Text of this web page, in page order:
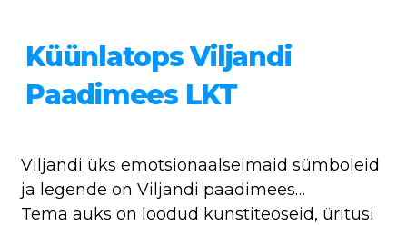
Küünlatops Viljandi
Paadimees LKT
Viljandi üks emotsionaalseimaid sümboleid
ja legende on Viljandi paadimees…
Tema auks on loodud kunstiteoseid, üritusi